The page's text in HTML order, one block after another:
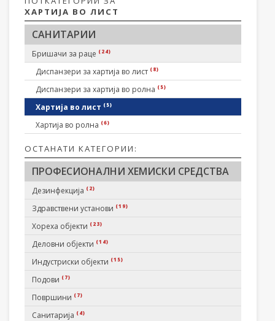
ХАРТИЈА ВО ЛИСТ
САНИТАРИИ
Бришачи за раце (24)
Диспанзери за хартија во лист (8)
Диспанзери за хартија во ролна (5)
Хартија во лист (5)
Хартија во ролна (6)
ОСТАНАТИ КАТЕГОРИИ:
ПРОФЕСИОНАЛНИ ХЕМИСКИ СРЕДСТВА
Дезинфекција (2)
Здравствени установи (19)
Хореха објекти (23)
Деловни објекти (14)
Индустриски објекти (15)
Подови (7)
Површини (7)
Санитарија (4)